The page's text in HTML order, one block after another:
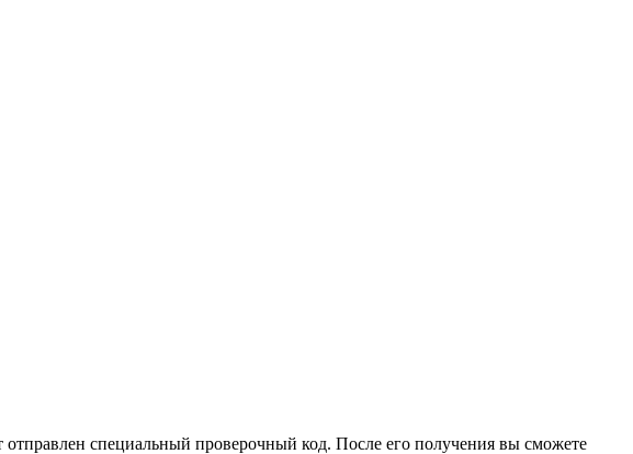
специальный проверочный код. После его получения вы сможете